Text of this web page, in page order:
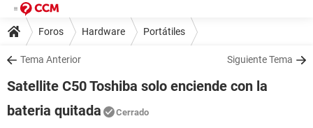
Foros Hardware Portátiles
Tema Anterior Siguiente Tema
Satellite C50 Toshiba solo enciende con la
bateria quitada
Cerrado